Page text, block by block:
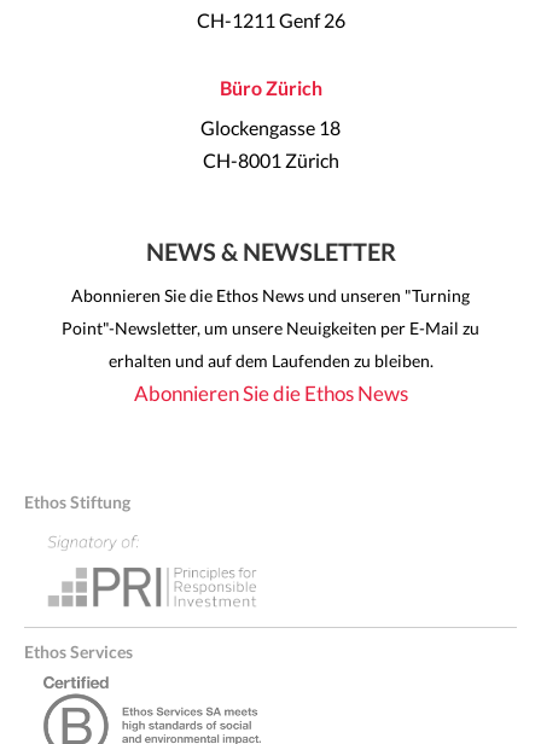
CH-1211 Genf 26
Büro Zürich
Glockengasse 18
CH-8001 Zürich
NEWS & NEWSLETTER
Abonnieren Sie die Ethos News und unseren "Turning
Point"-Newsletter, um unsere Neuigkeiten per E-Mail zu
erhalten und auf dem Laufenden zu bleiben.
Abonnieren Sie die Ethos News
Ethos Stiftung
Ethos Services